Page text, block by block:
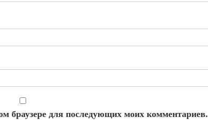
браузере для последующих моих комментариев.